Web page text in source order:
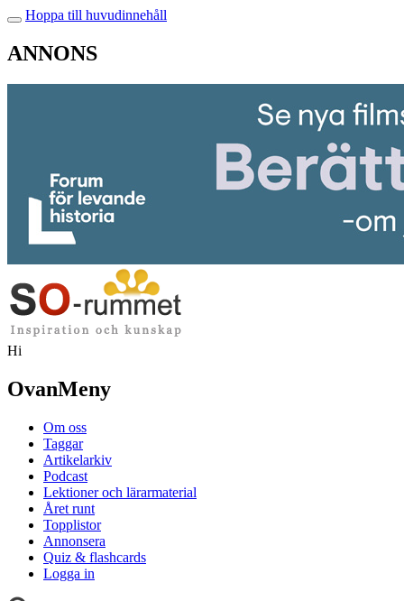
Hoppa till huvudinnehåll
ANNONS
Hi
OvanMeny
Om oss
Taggar
Artikelarkiv
Podcast
Lektioner och lärarmaterial
Året runt
Topplistor
Annonsera
Quiz & flashcards
Logga in